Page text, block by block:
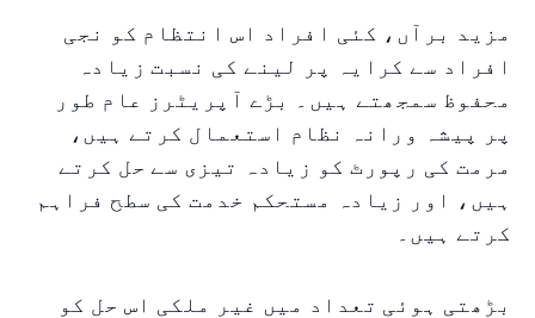
مزید برآں، کئی افراد اس انتظام کو نجی
افراد سے کرایہ پر لینے کی نسبت زیادہ
محفوظ سمجھتے ہیں۔ بڑے آپریٹرز عام طور
پر پیشہ ورانہ نظام استعمال کرتے ہیں،
مرمت کی رپورٹ کو زیادہ تیزی سے حل کرتے
ہیں، اور زیادہ مستحکم خدمت کی سطح فراہم
کرتے ہیں۔
بڑھتی ہوئی تعداد میں غیر ملکی اس حل کو